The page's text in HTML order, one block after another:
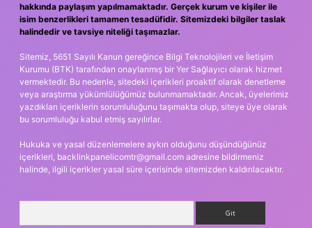
hakkında paylaşım yapılmamaktadır. Gerçek kurum ve kişiler ile
isim benzerlikleri tamamen tesadüfidir. Sitemizdeki bilgiler taslak
halindedir ve tavsiye niteliği taşımazlar.
Sitemiz, 5651 Sayılı Kanun gereğince Bilgi Teknolojileri ve İletişim
Kurumu (BTK) tarafından onaylanmış bir Yer Sağlayıcı olarak hizmet
vermektedir. Bu nedenle, sitedeki içerikleri proaktif olarak denetleme
veya araştırma yükümlülüğümüz bulunmamaktadır. Ancak, üyelerimiz
yazdıkları içeriklerin sorumluluğunu taşımakta olup, siteye üye olarak
bu sorumluluğu kabul etmiş sayılırlar.
Hukuka ve yasal düzenlemelere aykırı olduğunu düşündüğünüz
içerikleri, backlinkpanelicomtr@gmail.com adresine bildirmeniz
halinde, ilgili içerikler yasal süre içerisinde sitemizden kaldırılacaktır.